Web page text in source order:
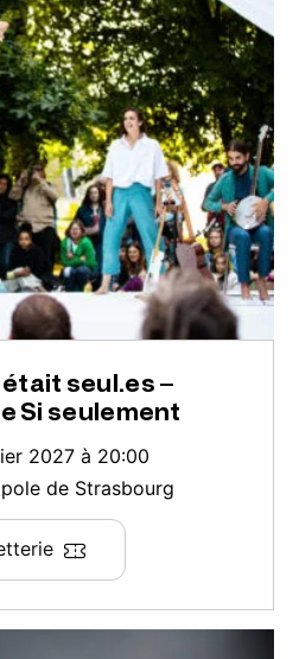
seul.es –
Si seulement
2027 à 20:00
de Strasbourg